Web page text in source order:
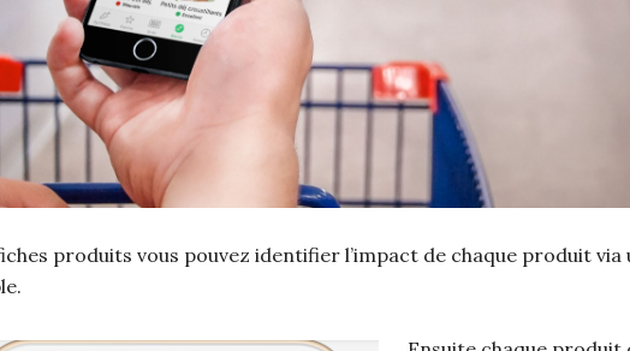
produits vous pouvez identifier l’impact de chaque produit via